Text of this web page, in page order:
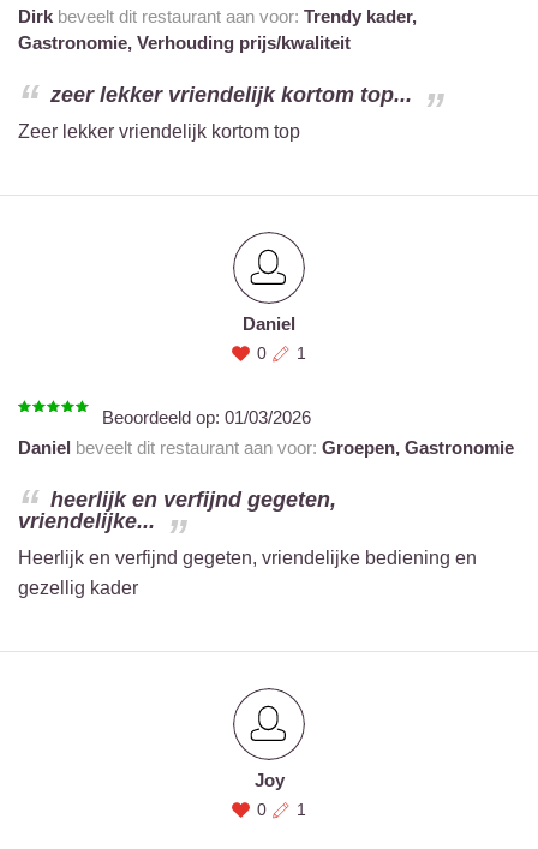
Dirk beveelt dit restaurant aan voor: Trendy kader,
Gastronomie, Verhouding prijs/kwaliteit
zeer lekker vriendelijk kortom top...
Zeer lekker vriendelijk kortom top
Daniel
0 1
Beoordeeld op: 01/03/2026
Daniel beveelt dit restaurant aan voor: Groepen, Gastronomie
heerlijk en verfijnd gegeten,
vriendelijke...
Heerlijk en verfijnd gegeten, vriendelijke bediening en
gezellig kader
Joy
0 1